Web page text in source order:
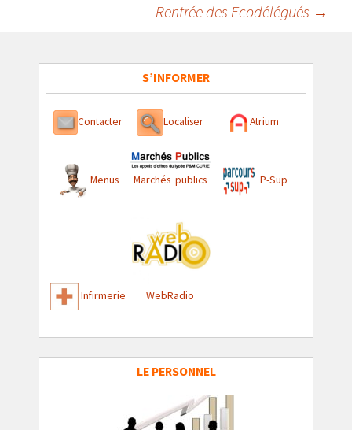
Rentrée des Ecodélégués →
S’INFORMER
Contacter Localiser Atrium
Menus Marchés publics P-Sup
Infirmerie WebRadio
LE PERSONNEL